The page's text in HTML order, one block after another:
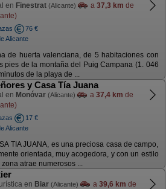
en Finestrat (Alicante) a 37,3 km de
76 €
Alicante
de huerta valenciana, de 5 habitaciones con
pies de la montaña del Puig Campana (1. 046
de la playa de ...
y Casa Tía Juana
en Monóvar (Alicante) a 37,4 km de
17 €
Alicante
TIA JUANA, es una preciosa casa de campo,
orientada, muy acogedora, y con un estilo
zona atrae numerosos ...
en Biar (Alicante) a 39,6 km de